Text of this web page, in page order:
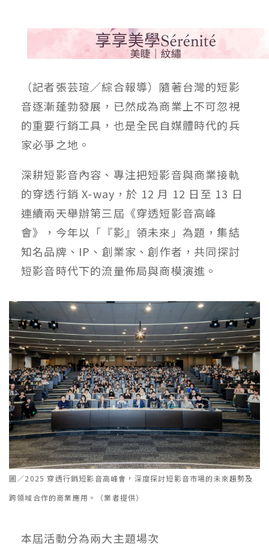
（記者張芸瑄／綜合報導）隨著台灣的短影
音逐漸蓬勃發展，已然成為商業上不可忽視
的重要行銷工具，也是全民自媒體時代的兵
家必爭之地。
深耕短影音內容、專注把短影音與商業接軌
的穿透行銷 X-way，於 12 月 12 日至 13 日
連續兩天舉辦第三屆《穿透短影音高峰
會》，今年以「『影』領未來」為題，集結
知名品牌、IP、創業家、創作者，共同探討
短影音時代下的流量佈局與商模演進。
圖／2025 穿透行銷短影音高峰會，深度探討短影音市場的未來趨勢及
跨領域合作的商業應用。（業者提供）
本屆活動分為兩大主題場次